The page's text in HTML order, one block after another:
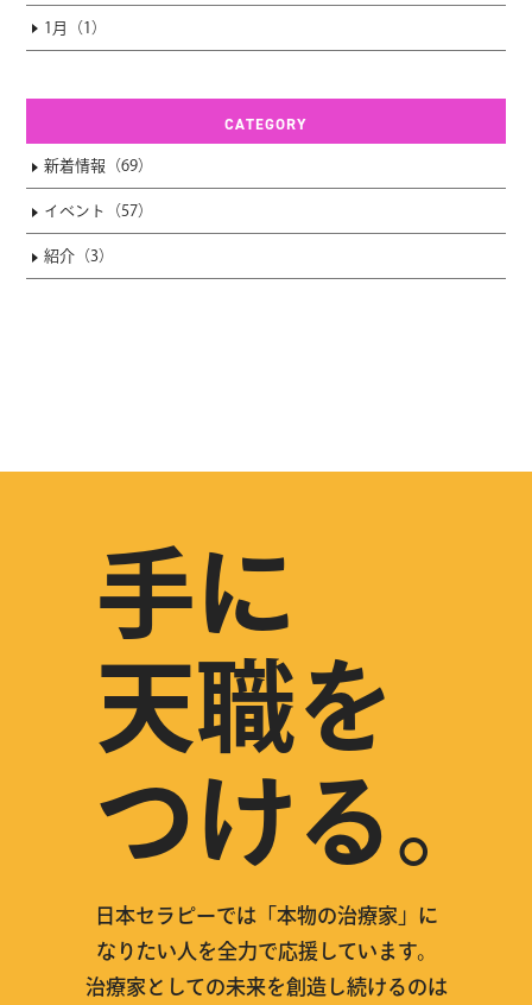
1月（1）
CATEGORY
新着情報（69）
イベント（57）
紹介（3）
手に
天職を
つける。
日本セラピーでは「本物の治療家」に
なりたい人を全力で応援しています。
治療家としての未来を創造し続けるのは